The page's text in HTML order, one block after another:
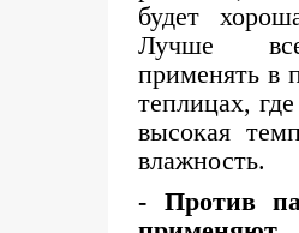
будет
Лучше
применять в
теплицах,
высокая
влажность.
- Против